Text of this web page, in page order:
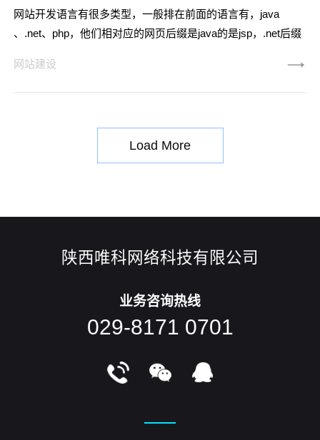
网站开发语言有很多类型，一般排在前面的语言有，java
、.net、php，他们相对应的网页后缀是java的是jsp，.net后缀
语言进行开发比较好呢?下面唯科网络来给大家分析分析。企
业网站建设选用php开发java语言 JAVA语言用于WEB开发
性能很好，技术繁多，方案丰富
网站建设
Load More
陕西唯科网络科技有限公司
业务咨询热线
029-8171 0701